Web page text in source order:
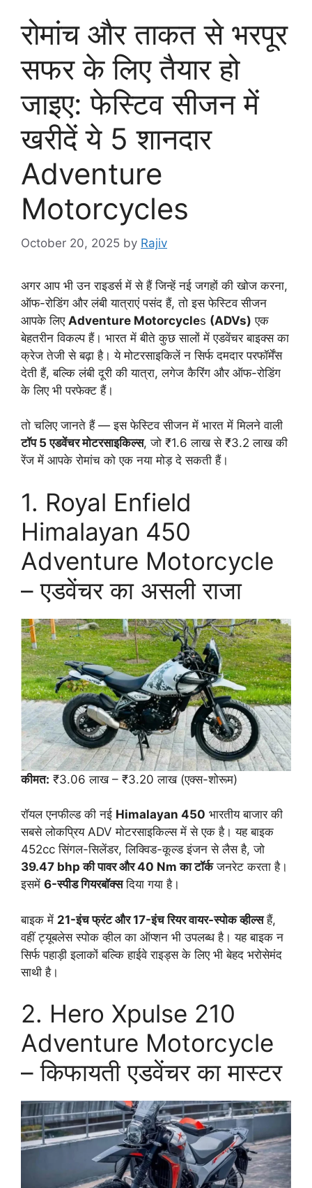
रोमांच और ताकत से भरपूर
सफर के लिए तैयार हो
जाइए: फेस्टिव सीजन में
खरीदें ये 5 शानदार
Adventure
Motorcycles
October 20, 2025 by Rajiv
अगर आप भी उन राइडर्स में से हैं जिन्हें नई जगहों की खोज करना,
ऑफ-रोडिंग और लंबी यात्राएं पसंद हैं, तो इस फेस्टिव सीजन
आपके लिए Adventure Motorcycles (ADVs) एक
बेहतरीन विकल्प हैं। भारत में बीते कुछ सालों में एडवेंचर बाइक्स का
क्रेज तेजी से बढ़ा है। ये मोटरसाइकिलें न सिर्फ दमदार परफॉर्मेंस
देती हैं, बल्कि लंबी दूरी की यात्रा, लगेज कैरिंग और ऑफ-रोडिंग
के लिए भी परफेक्ट हैं।
तो चलिए जानते हैं — इस फेस्टिव सीजन में भारत में मिलने वाली
टॉप 5 एडवेंचर मोटरसाइकिल्स, जो ₹1.6 लाख से ₹3.2 लाख की
रेंज में आपके रोमांच को एक नया मोड़ दे सकती हैं।
1. Royal Enfield
Himalayan 450
Adventure Motorcycle
– एडवेंचर का असली राजा
कीमत: ₹3.06 लाख – ₹3.20 लाख (एक्स-शोरूम)
रॉयल एनफील्ड की नई Himalayan 450 भारतीय बाजार की
सबसे लोकप्रिय ADV मोटरसाइकिल्स में से एक है। यह बाइक
452cc सिंगल-सिलेंडर, लिक्विड-कूल्ड इंजन से लैस है, जो
39.47 bhp की पावर और 40 Nm का टॉर्कजनरेट करता है।
इसमें 6-स्पीड गियरबॉक्सदिया गया है।
बाइक में 21-इंच फ्रंट और 17-इंच रियर वायर-स्पोक व्हील्सहैं,
वहीं ट्यूबलेस स्पोक व्हील का ऑप्शन भी उपलब्ध है। यह बाइक न
सिर्फ पहाड़ी इलाकों बल्कि हाईवे राइड्स के लिए भी बेहद भरोसेमंद
साथी है।
2. Hero Xpulse 210
Adventure Motorcycle
– किफायती एडवेंचर का मास्टर